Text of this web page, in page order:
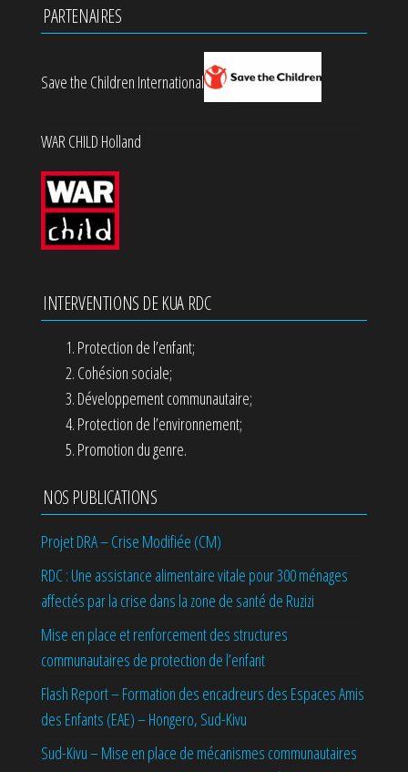
PARTENAIRES
Save the Children International
WAR CHILD Holland
INTERVENTIONS DE KUA RDC
Protection de l’enfant;
Cohésion sociale;
Développement communautaire;
Protection de l’environnement;
Promotion du genre.
NOS PUBLICATIONS
Projet DRA – Crise Modifiée (CM)
RDC : Une assistance alimentaire vitale pour 300 ménages
affectés par la crise dans la zone de santé de Ruzizi
Mise en place et renforcement des structures
communautaires de protection de l’enfant
Flash Report – Formation des encadreurs des Espaces Amis
des Enfants (EAE) – Hongero, Sud-Kivu
Sud-Kivu – Mise en place de mécanismes communautaires